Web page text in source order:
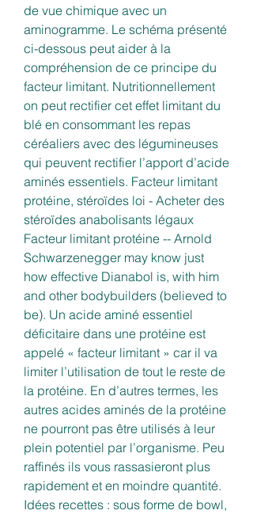
de vue chimique avec un
aminogramme. Le schéma présenté
ci-dessous peut aider à la
compréhension de ce principe du
facteur limitant. Nutritionnellement
on peut rectifier cet effet limitant du
blé en consommant les repas
céréaliers avec des légumineuses
qui peuvent rectifier l’apport d’acide
aminés essentiels. Facteur limitant
protéine, stéroïdes loi - Acheter des
stéroïdes anabolisants légaux
Facteur limitant protéine -- Arnold
Schwarzenegger may know just
how effective Dianabol is, with him
and other bodybuilders (believed to
be). Un acide aminé essentiel
déficitaire dans une protéine est
appelé « facteur limitant » car il va
limiter l’utilisation de tout le reste de
la protéine. En d’autres termes, les
autres acides aminés de la protéine
ne pourront pas être utilisés à leur
plein potentiel par l’organisme. Peu
raffinés ils vous rassasieront plus
rapidement et en moindre quantité.
Idées recettes : sous forme de bowl,